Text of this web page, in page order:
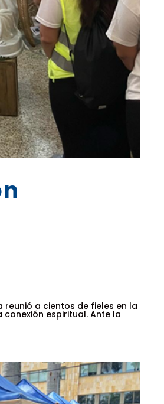
a cientos de fieles en la
espiritual. Ante la